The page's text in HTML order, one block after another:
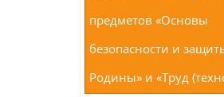
предметов «Основы
безопасности и
Родины» и «Труд